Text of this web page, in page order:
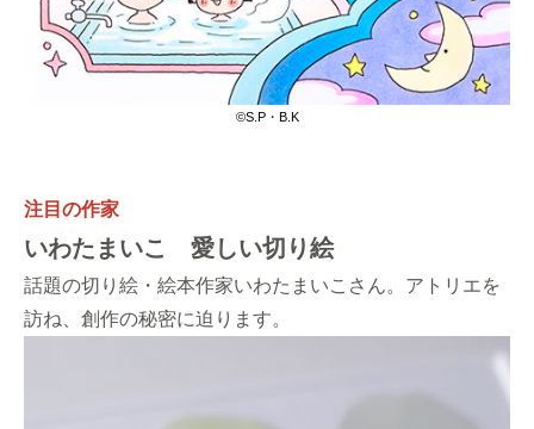
©︎S.P・B.K
注目の作家
いわたまいこ 愛しい切り絵
話題の切り絵・絵本作家いわたまいこさん。アトリエを
訪ね、創作の秘密に迫ります。